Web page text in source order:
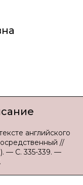
английского
//
— С. 335-339. —